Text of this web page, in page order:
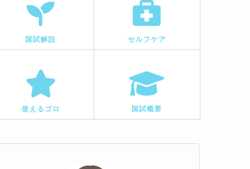
国試解説 セルフケア
使えるゴロ 国試概要